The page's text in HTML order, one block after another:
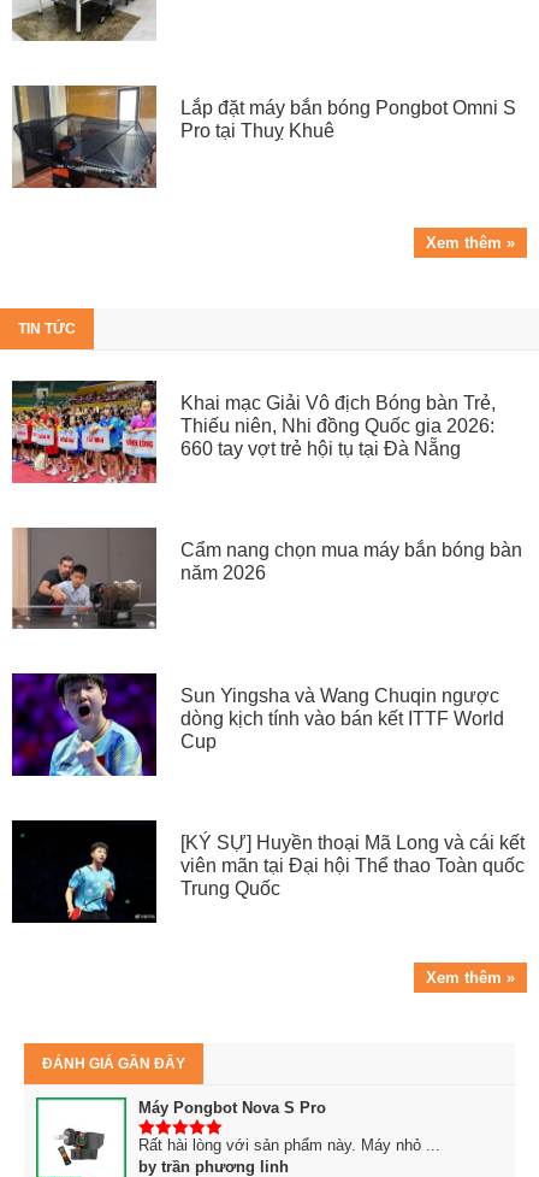
Lắp đặt máy bắn bóng Pongbot Omni S
Pro tại Thuỵ Khuê
Xem thêm »
TIN TỨC
Khai mạc Giải Vô địch Bóng bàn Trẻ,
Thiếu niên, Nhi đồng Quốc gia 2026:
660 tay vợt trẻ hội tụ tại Đà Nẵng
Cẩm nang chọn mua máy bắn bóng bàn
năm 2026
Sun Yingsha và Wang Chuqin ngược
dòng kịch tính vào bán kết ITTF World
Cup
[KÝ SỰ] Huyền thoại Mã Long và cái kết
viên mãn tại Đại hội Thể thao Toàn quốc
Trung Quốc
Xem thêm »
ĐÁNH GIÁ GẦN ĐÂY
Máy Pongbot Nova S Pro
5trên 5
Rất hài lòng với sản phẩm này. Máy nhỏ ...
by trần phương linh